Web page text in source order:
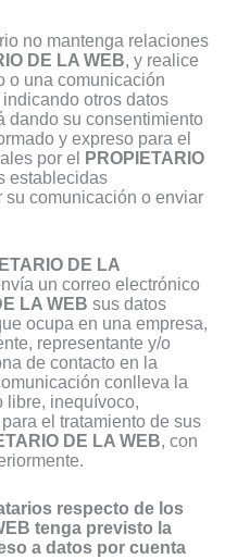
no mantenga relaciones
DE LA WEB , y realice
o una comunicación
, indicando otros datos
dando su consentimiento
y expreso para el
por el PROPIETARIO
establecidas
su comunicación o enviar
DE LA
un correo electrónico
LA WEB sus datos
ocupa en una empresa,
representante y/o
de contacto en la
conlleva la
libre, inequívoco,
el tratamiento de sus
DE LA WEB, con
respecto de los
tenga previsto la
a datos por cuenta